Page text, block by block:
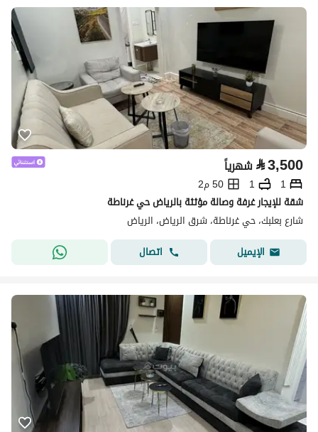
⃁3,500 شهرياً
1
1
50 م2
شقة للإيجار غرفة وصالة مؤثثة بالرياض حي غرناطة
شارع بعلبك، حي غرناطة، شرق الرياض، الرياض
الإيميل
اتصال